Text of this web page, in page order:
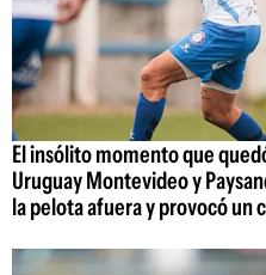
El insólito momento que
Uruguay Montevideo y
la pelota afuera y provocó un